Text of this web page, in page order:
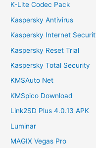
K-Lite Codec Pack
Kaspersky Antivirus
Kaspersky Internet
Kaspersky Reset Trial
Kaspersky Total Security
KMSAuto Net
KMSpico Download
Link2SD Plus 4.0.13 APK
Luminar
MAGIX Vegas Pro